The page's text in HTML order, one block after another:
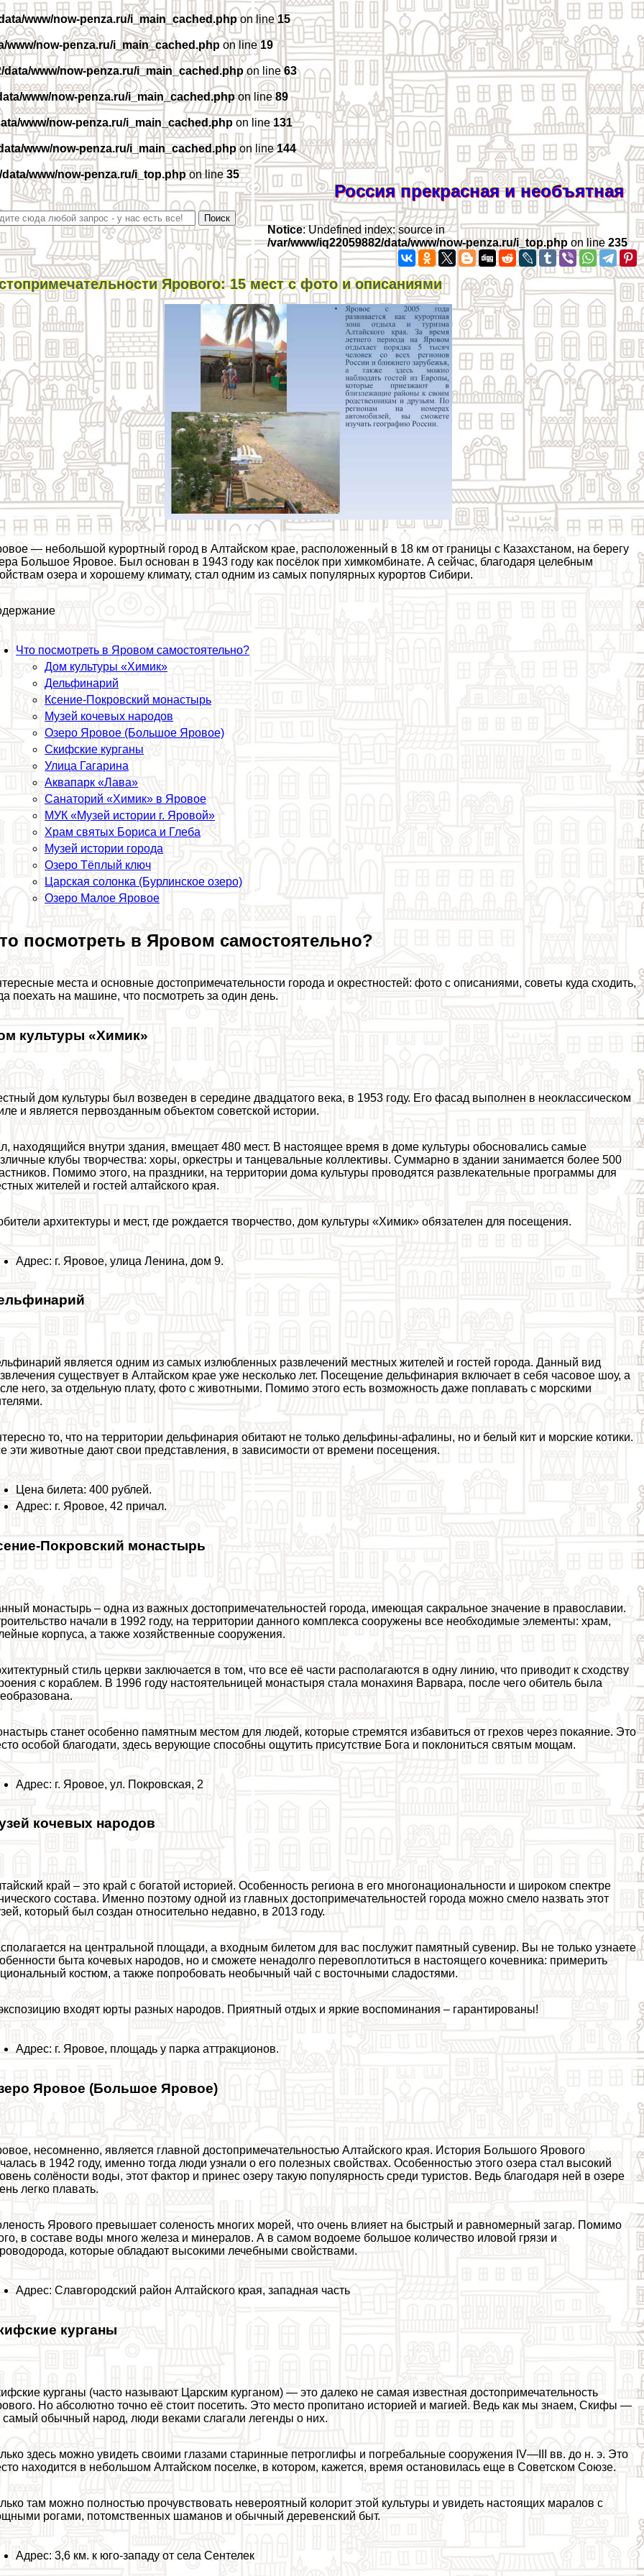
www/now-penza.ru/i_main_cached.phpon line15
www/now-penza.ru/i_main_cached.php on line19
data/www/now-penza.ru/i_main_cached.phpon line63
www/now-penza.ru/i_main_cached.phpon line89
www/now-penza.ru/i_main_cached.php on line131
www/now-penza.ru/i_main_cached.phpon line144
www/now-penza.ru/i_top.phpon line35
Россия прекрасная и необъятная
Notice: Undefined index: source in
/var/www/iq22059882/data/www/now-penza.ru/i_top.php on line235
Ярового: 15 мест с фото и описаниями
— небольшой курортный город в Алтайском крае, расположенный в 18 км от границы с Казахстаном, на берегу
Большое Яровое. Был основан в 1943 году как посёлок при химкомбинате. А сейчас, благодаря целебным
озера и хорошему климату, стал одним из самых популярных курортов Сибири.
Что посмотреть в Яровом самостоятельно?
Дом культуры «Химик»
Дельфинарий
Ксение-Покровский монастырь
Музей кочевых народов
Озеро Яровое (Большое Яровое)
Скифские курганы
Улица Гагарина
Аквапарк «Лава»
Санаторий «Химик» в Яровое
МУК «Музей истории г. Яровой»
Храм святых Бориса и Глеба
Музей истории города
Озеро Тёплый ключ
Царская солонка (Бурлинское озеро)
Озеро Малое Яровое
посмотреть в Яровом самостоятельно?
места и основные достопримечательности города и окрестностей: фото с описаниями, советы куда сходить,
поехать на машине, что посмотреть за один день.
культуры «Химик»
дом культуры был возведен в середине двадцатого века, в 1953 году. Его фасад выполнен в неоклассическом
и является первозданным объектом советской истории.
находящийся внутри здания, вмещает 480 мест. В настоящее время в доме культуры обосновались самые
клубы творчества: хоры, оркестры и танцевальные коллективы. Суммарно в здании занимается более 500
Помимо этого, на праздники, на территории дома культуры проводятся развлекательные программы для
жителей и гостей алтайского края.
архитектуры и мест, где рождается творчество, дом культуры «Химик» обязателен для посещения.
Адрес: г. Яровое, улица Ленина, дом 9.
является одним из самых излюбленных развлечений местных жителей и гостей города. Данный вид
существует в Алтайском крае уже несколько лет. Посещение дельфинария включает в себя часовое шоу, а
него, за отдельную плату, фото с животными. Помимо этого есть возможность даже поплавать с морскими
то, что на территории дельфинария обитают не только дельфины-афалины, но и белый кит и морские котики.
эти животные дают свои представления, в зависимости от времени посещения.
Цена билета: 400 рублей.
Адрес: г. Яровое, 42 причал.
Покровский монастырь
монастырь – одна из важных достопримечательностей города, имеющая сакральное значение в православии.
начали в 1992 году, на территории данного комплекса сооружены все необходимые элементы: храм,
корпуса, а также хозяйственные сооружения.
стиль церкви заключается в том, что все её части располагаются в одну линию, что приводит к сходству
с кораблем. В 1996 году настоятельницей монастыря стала монахиня Варвара, после чего обитель была
станет особенно памятным местом для людей, которые стремятся избавиться от грехов через покаяние. Это
особой благодати, здесь верующие способны ощутить присутствие Бога и поклониться святым мощам.
Адрес: г. Яровое, ул. Покровская, 2
кочевых народов
край – это край с богатой историей. Особенность региона в его многонациональности и широком спектре
состава. Именно поэтому одной из главных достопримечательностей города можно смело назвать этот
который был создан относительно недавно, в 2013 году.
на центральной площади, а входным билетом для вас послужит памятный сувенир. Вы не только узнаете
быта кочевых народов, но и сможете ненадолго перевоплотиться в настоящего кочевника: примерить
костюм, а также попробовать необычный чай с восточными сладостями.
входят юрты разных народов. Приятный отдых и яркие воспоминания – гарантированы!
Адрес: г. Яровое, площадь у парка аттpaкционов.
Яровое (Большое Яровое)
несомненно, является главной достопримечательностью Алтайского края. История Большого Ярового
в 1942 году, именно тогда люди узнали о его полезных свойствах. Особенностью этого озера стал высокий
солёности воды, этот фактор и принес озеру такую популярность среди туристов. Ведь благодаря ней в озере
легко плавать.
Ярового превышает соленость многих морей, что очень влияет на быстрый и равномерный загар. Помимо
в составе воды много железа и минералов. А в самом водоеме большое количество иловой грязи и
которые обладают высокими лечебными свойствами.
Адрес: Славгородский район Алтайского края, западная часть
курганы
курганы (часто называют Царским курганом) — это далеко не самая известная достопримечательность
Но абсолютно точно её стоит посетить. Это место пропитано историей и магией. Ведь как мы знаем, Скифы —
самый обычный народ, люди веками слагали легенды о них.
здесь можно увидеть своими глазами старинные петроглифы и погрeбaльные сооружения IV—III вв. до н. э. Это
находится в небольшом Алтайском поселке, в котором, кажется, время остановилась еще в Советском Союзе.
там можно полностью прочувствовать невероятный колорит этой культуры и увидеть настоящих маралов с
рогами, потомственных шаманов и обычный деревенский быт.
Адрес: 3,6 км. к юго-западу от села Сентелек